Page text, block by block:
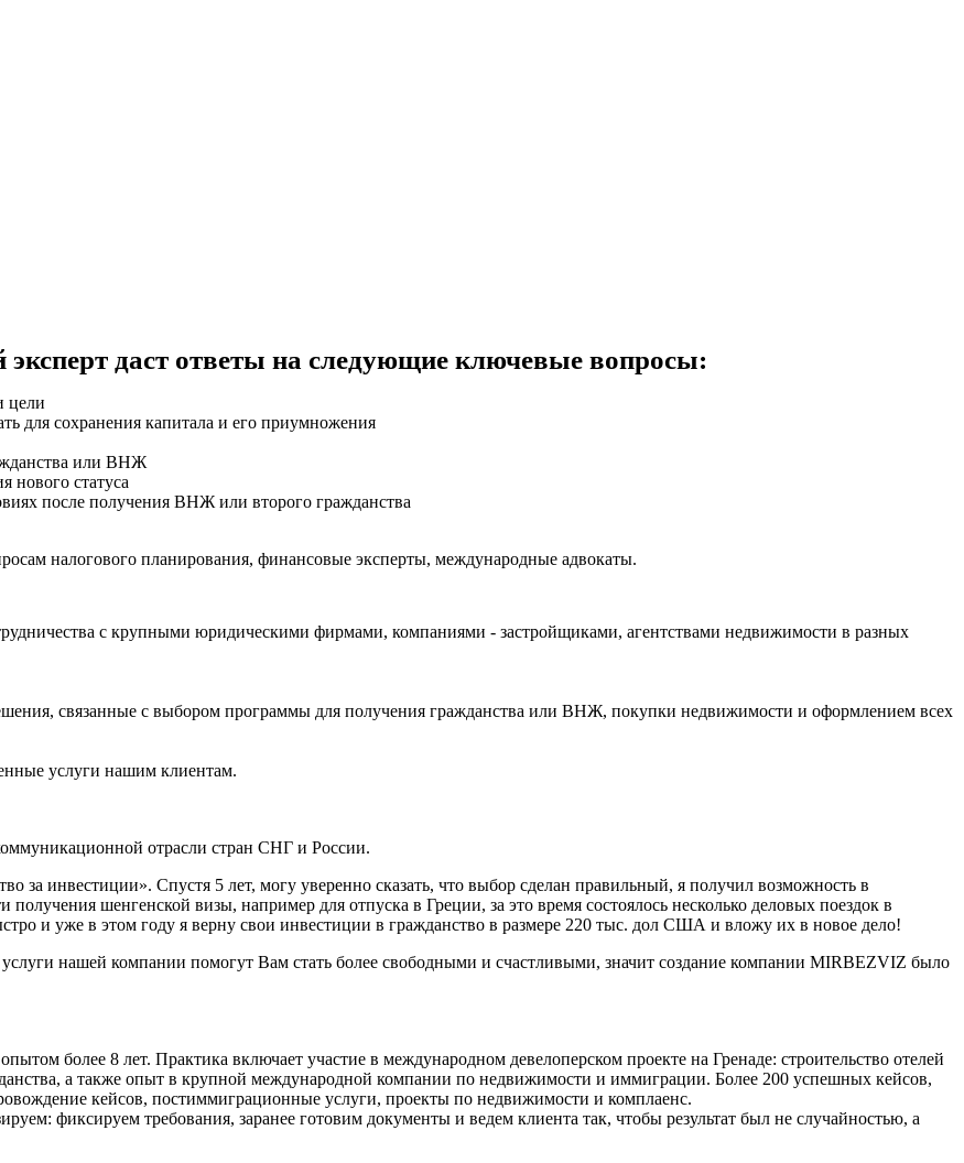
даст ответы на следующие ключевые вопросы:
цели
для сохранения капитала и его приумножения
или ВНЖ
нового статуса
после получения ВНЖ или второго гражданства
налогового планирования, финансовые эксперты, международные адвокаты.
с крупными юридическими фирмами, компаниями - застройщиками, агентствами недвижимости в разных
связанные с выбором программы для получения гражданства или ВНЖ, покупки недвижимости и оформлением всех
услуги нашим клиентам.
отрасли стран СНГ и России.
за инвестиции». Спустя 5 лет, могу уверенно сказать, что выбор сделан правильный, я получил возможность в
шенгенской визы, например для отпуска в Греции, за это время состоялось несколько деловых поездок в
и уже в этом году я верну свои инвестиции в гражданство в размере 220 тыс. дол США и вложу их в новое дело!
нашей компании помогут Вам стать более свободными и счастливыми, значит создание компании MIRBEZVIZ было
более 8 лет. Практика включает участие в международном девелоперском проекте на Гренаде: строительство отелей
а также опыт в крупной международной компании по недвижимости и иммиграции. Более 200 успешных кейсов,
кейсов, постиммиграционные услуги, проекты по недвижимости и комплаенс.
фиксируем требования, заранее готовим документы и ведем клиента так, чтобы результат был не случайностью, а